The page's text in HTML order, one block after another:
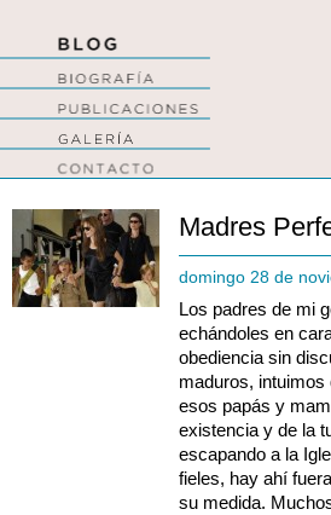
Madres
domingo 28 de
Los padres de mi
echándoles en
obediencia sin
maduros, intuimos
esos papás y
existencia y de la
escapando a la
fieles, hay ahí
su medida.